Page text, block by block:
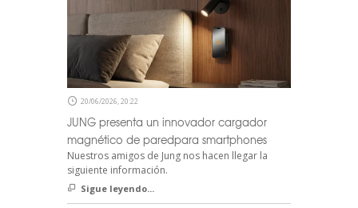
20/06/2026, 20:22
JUNG presenta un innovador cargador
magnético de paredpara smartphones
Nuestros amigos de Jung nos hacen llegar la
siguiente información.
Sigue leyendo...